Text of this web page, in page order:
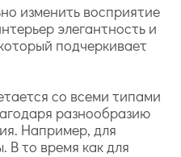
изменить восприятие
элегантность и
подчеркивает
со всеми типами
разнообразию
Например, для
В то время как для